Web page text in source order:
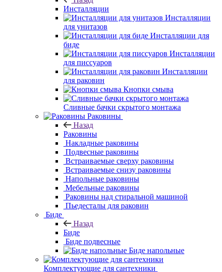
Инсталляции
Инсталляции
для унитазов
Инсталляции для
биде
Инсталляции
для писсуаров
Инсталляции
для раковин
Кнопки смыва
Сливные бачки скрытого монтажа
Раковины
Назад
Раковины
раковины
Подвесные
раковины
Встраиваемые сверху раковины
Встраиваемые снизу раковины
раковины
раковины
Раковины над стиральной машиной